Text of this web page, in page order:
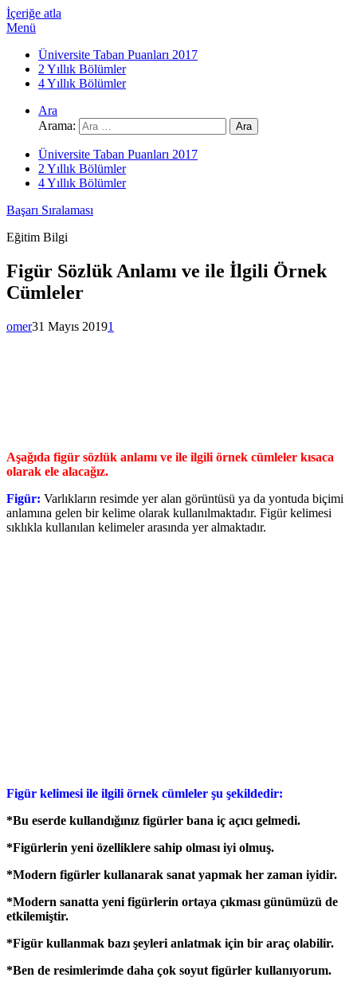
İçeriğe atla
Menü
Üniversite Taban Puanları 2017
2 Yıllık Bölümler
4 Yıllık Bölümler
Ara
Arama:
Üniversite Taban Puanları 2017
2 Yıllık Bölümler
4 Yıllık Bölümler
Başarı Sıralaması
Eğitim Bilgi
Figür Sözlük Anlamı ve ile İlgili Örnek
Cümleler
omer31 Mayıs 20191
Aşağıda figür sözlük anlamı ve ile ilgili örnek cümleler kısaca
olarak ele alacağız.
Figür: Varlıkların resimde yer alan görüntüsü ya da yontuda biçimi
anlamına gelen bir kelime olarak kullanılmaktadır. Figür kelimesi
sıklıkla kullanılan kelimeler arasında yer almaktadır.
Figür kelimesi ile ilgili örnek cümleler şu şekildedir:
*Bu eserde kullandığınız figürler bana iç açıcı gelmedi.
*Figürlerin yeni özelliklere sahip olması iyi olmuş.
*Modern figürler kullanarak sanat yapmak her zaman iyidir.
*Modern sanatta yeni figürlerin ortaya çıkması günümüzü de
etkilemiştir.
*Figür kullanmak bazı şeyleri anlatmak için bir araç olabilir.
*Ben de resimlerimde daha çok soyut figürler kullanıyorum.